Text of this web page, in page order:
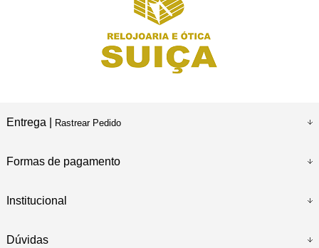
Entrega | Rastrear Pedido
Formas de pagamento
Institucional
Dúvidas